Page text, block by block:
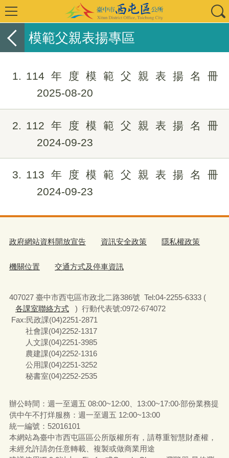
模範父親表揚專區
1
114年度模範父親表揚名冊
2025-08-20
2
112年度模範父親表揚名冊
2024-09-23
3
113年度模範父親表揚名冊
2024-09-23
政府網站資料開放宣告 資訊安全政策 隱私權政策
機關位置 交通方式及停車資訊
407027 臺中市西屯區市政北二路386號 Tel:04-2255-6333 (
各課室聯絡方式
) 行動代表號:0972-674072
Fax:民政課(04)2251-2871
社會課(04)2252-1317
人文課(04)2251-3985
農建課(04)2252-1316
公用課(04)2251-3252
秘書室(04)2252-2535
辦公時間：週一至週五 08:00~12:00、13:00~17:00‧部份業務提
供中午不打烊服務：週一至週五 12:00~13:00
統一編號：52016101
本網站為臺中市西屯區區公所版權所有，請尊重智慧財產權，
未經允許請勿任意轉載、複製或做商業用途